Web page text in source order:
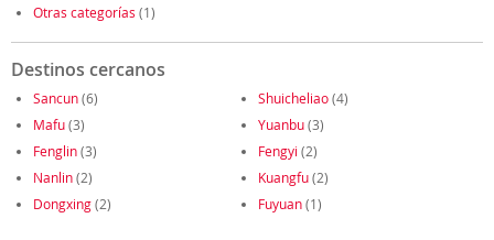
Otras categorías (1)
Destinos cercanos
Sancun(6) Shuicheliao(4)
Mafu(3) Yuanbu(3)
Fenglin(3) Fengyi (2)
Nanlin(2) Kuangfu(2)
Dongxing(2) Fuyuan(1)